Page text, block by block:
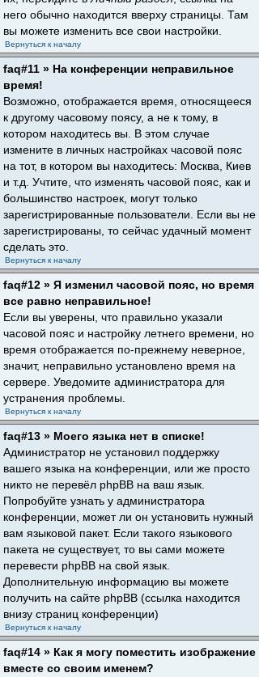
него обычно находится вверху страницы. Там
вы можете изменить все свои настройки.
Вернуться к началу
faq#11 » На конференции неправильное
время!
Возможно, отображается время, относящееся
к другому часовому поясу, а не к тому, в
котором находитесь вы. В этом случае
измените в личных настройках часовой пояс
на тот, в котором вы находитесь: Москва, Киев
и т.д. Учтите, что изменять часовой пояс, как и
большинство настроек, могут только
зарегистрированные пользователи. Если вы не
зарегистрированы, то сейчас удачный момент
сделать это.
Вернуться к началу
faq#12 » Я изменил часовой пояс, но время
все равно неправильное!
Если вы уверены, что правильно указали
часовой пояс и настройку летнего времени, но
время отображается по-прежнему неверное,
значит, неправильно установлено время на
сервере. Уведомите администратора для
устранения проблемы.
Вернуться к началу
faq#13 » Моего языка нет в списке!
Администратор не установил поддержку
вашего языка на конференции, или же просто
никто не перевёл phpBB на ваш язык.
Попробуйте узнать у администратора
конференции, может ли он установить нужный
вам языковой пакет. Если такого языкового
пакета не существует, то вы сами можете
перевести phpBB на свой язык.
Дополнительную информацию вы можете
получить на сайте phpBB (ссылка находится
внизу страниц конференции)
Вернуться к началу
faq#14 » Как я могу поместить изображение
вместе со своим именем?